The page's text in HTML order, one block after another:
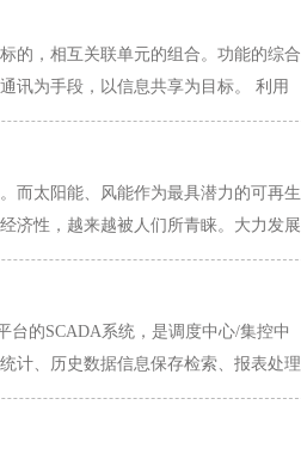
的，相互关联单元的组合。功能的综合
讯为手段，以信息共享为目标。 利用
变电站二次设备(包括继电保护、控
而太阳能、风能作为最具潜力的可再生
济性，越来越被人们所青睐。大力发展
为各国可持续发展战略的重要组成部
台的SCADA系统，是调度中心/集控中
计、历史数据信息保存检索、报表处理
站和电网的监视控制，同时也可以应用